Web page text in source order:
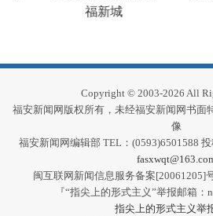
福新城
Copyright © 2003-2026 All
福安新闻网版权所有，未经福安新闻网书面
像
福安新闻网编辑部 TEL：(0593)6501588
闽互联网新闻信息服务备案[20061205]
『“指尖上的形式主义”举报邮箱：
指尖上的形式主义举